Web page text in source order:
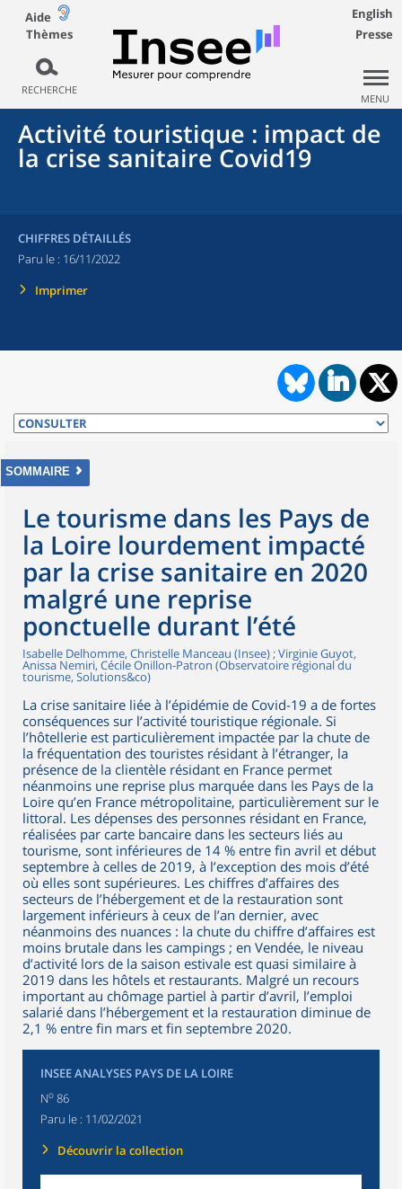
Aide
Thèmes
RECHERCHE
English
Presse
MENU
Activité touristique : impact de
la crise sanitaire Covid19
CHIFFRES DÉTAILLÉS
Paru le : 16/11/2022
Imprimer
SOMMAIRE
Le tourisme dans les Pays de
la Loire lourdement impacté
par la crise sanitaire en 2020
malgré une reprise
ponctuelle durant l’été
Isabelle Delhomme, Christelle Manceau (Insee) ; Virginie Guyot,
Anissa Nemiri, Cécile Onillon-Patron (Observatoire régional du
tourisme, Solutions&co)
La crise sanitaire liée à l’épidémie de Covid-19 a de fortes
conséquences sur l’activité touristique régionale. Si
l’hôtellerie est particulièrement impactée par la chute de
la fréquentation des touristes résidant à l’étranger, la
présence de la clientèle résidant en France permet
néanmoins une reprise plus marquée dans les Pays de la
Loire qu’en France métropolitaine, particulièrement sur le
littoral. Les dépenses des personnes résidant en France,
réalisées par carte bancaire dans les secteurs liés au
tourisme, sont inférieures de 14 % entre fin avril et début
septembre à celles de 2019, à l’exception des mois d’été
où elles sont supérieures. Les chiffres d’affaires des
secteurs de l’hébergement et de la restauration sont
largement inférieurs à ceux de l’an dernier, avec
néanmoins des nuances : la chute du chiffre d’affaires est
moins brutale dans les campings ; en Vendée, le niveau
d’activité lors de la saison estivale est quasi similaire à
2019 dans les hôtels et restaurants. Malgré un recours
important au chômage partiel à partir d’avril, l’emploi
salarié dans l’hébergement et la restauration diminue de
2,1 % entre fin mars et fin septembre 2020.
INSEE ANALYSES PAYS DE LA LOIRE
No 86
Paru le : 11/02/2021
Découvrir la collection